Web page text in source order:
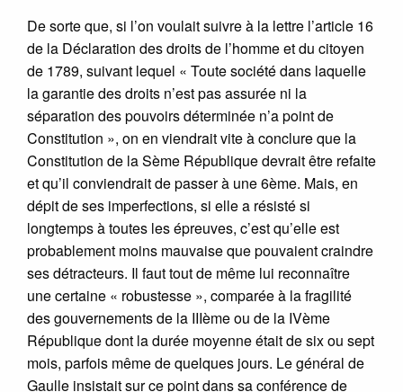
De sorte que, si l’on voulait suivre à la lettre l’article 16
de la Déclaration des droits de l’homme et du citoyen
de 1789, suivant lequel « Toute société dans laquelle
la garantie des droits n’est pas assurée ni la
séparation des pouvoirs déterminée n’a point de
Constitution », on en viendrait vite à conclure que la
Constitution de la Sème République devrait être refaite
et qu’il conviendrait de passer à une 6ème. Mais, en
dépit de ses imperfections, si elle a résisté si
longtemps à toutes les épreuves, c’est qu’elle est
probablement moins mauvaise que pouvaient craindre
ses détracteurs. Il faut tout de même lui reconnaître
une certaine « robustesse », comparée à la fragilité
des gouvernements de la IIIème ou de la IVème
République dont la durée moyenne était de six ou sept
mois, parfois même de quelques jours. Le général de
Gaulle insistait sur ce point dans sa conférence de